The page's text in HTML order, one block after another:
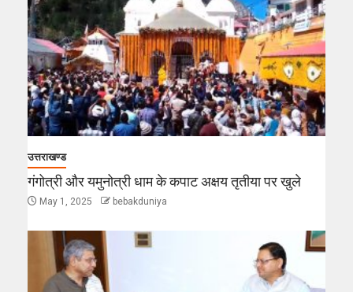
उत्तराखण्ड
गंगोत्री और यमुनोत्री धाम के कपाट अक्षय तृतीया पर खुले
May 1, 2025 bebakduniya